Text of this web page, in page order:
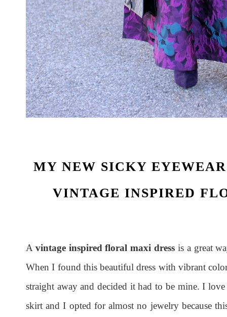
MY NEW SICKY
VINTAGE INSPIRED
A vintage inspired floral maxi dress is a great
When I found this beautiful dress with vibrant
straight away and decided it had to be mine. I
skirt and I opted for almost no jewelry because